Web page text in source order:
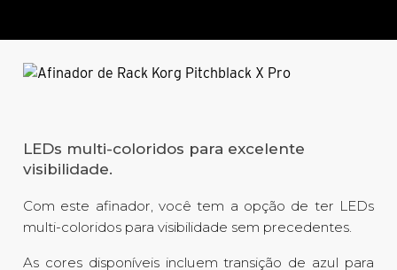
LEDs multi-coloridos para excelente
visibilidade.
Com este afinador, você tem a opção de ter LEDs
multi-coloridos para visibilidade sem precedentes.
As cores disponíveis incluem transição de azul para